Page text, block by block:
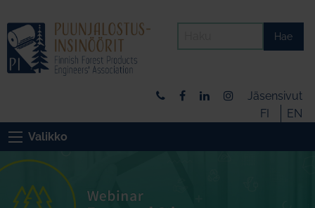
Hae
Jäsensivut
FI
EN
Valikko